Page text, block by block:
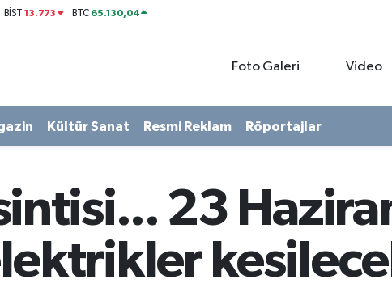
BİST13.773 BTC 65.130,04
Foto Galeri Video
Kültür Sanat Resmi Reklam Röportajlar
23